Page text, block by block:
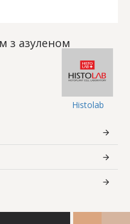
з азуленом
Histolab